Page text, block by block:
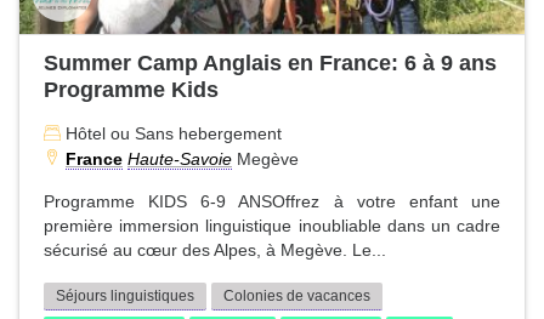
Summer Camp Anglais en France: 6 à 9 ans
Programme Kids
Hôtel ou Sans hebergement
France Haute-Savoie Megève
Programme KIDS 6-9 ANSOffrez à votre enfant une
première immersion linguistique inoubliable dans un cadre
sécurisé au cœur des Alpes, à Megève. Le...
Séjours linguistiques
Colonies de vacances